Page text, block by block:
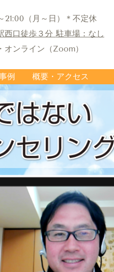
21:00（月～日）＊不定休
西口徒歩３分駐車場：なし
オンライン（Zoom）
例 概要・アクセス